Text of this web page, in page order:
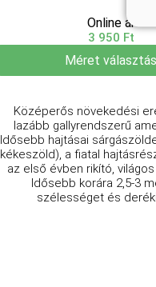
Online ár
3 950 Ft
Méret választás
Középerős növekedési
lazább gallyrendszerű
Idősebb hajtásai
kékeszöld), a fiatal
az első évben rikító,
Idősebb korára 2,5-3
szélességet és